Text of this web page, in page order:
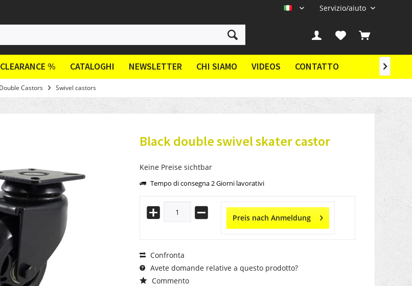
Servizio/aiuto
% CATALOGHI NEWSLETTER CHI SIAMO VIDEOS CONTATTO 
Double Castors Swivel castors
Black double swivel skater castor
Keine Preise sichtbar
Tempo di consegna 2 Giorni lavorativi
Preis nach Anmeldung
Confronta
Avete domande relative a questo prodotto?
Commento